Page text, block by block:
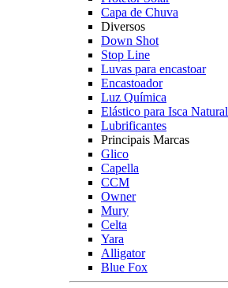
Capa de Chuva
Diversos
Down Shot
Stop Line
Luvas para encastoar
Encastoador
Luz Química
Elástico para Isca Natural
Lubrificantes
Principais Marcas
Glico
Capella
CCM
Owner
Mury
Celta
Yara
Alligator
Blue Fox